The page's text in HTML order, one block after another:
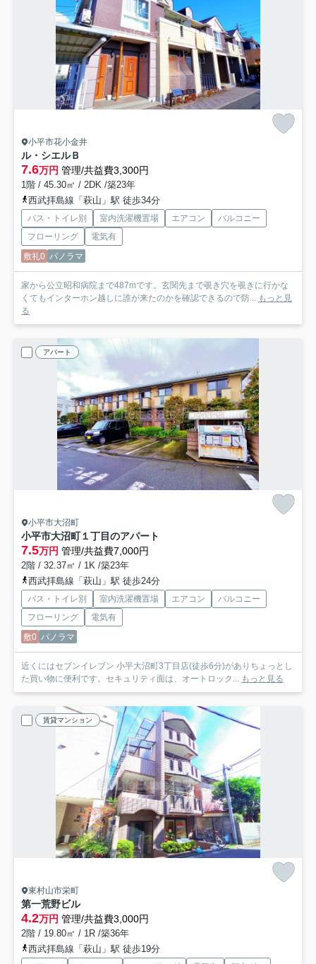
小平市花小金井
ル・シエルＢ
7.6万円 管理/共益費3,300円
1階 / 45.30㎡ / 2DK /築23年
西武拝島線「萩山」駅 徒歩34分
バス・トイレ別 室内洗濯機置場 エアコン
バルコニー
フローリング
電気有
敷礼0 パノラマ
家から公立昭和病院まで487mです。玄関先まで覗き穴を覗きに行かな
くてもインターホン越しに誰が来たのかを確認できるので防... もっと見
る
アパート
小平市大沼町
小平市大沼町１丁目のアパート
7.5万円 管理/共益費7,000円
2階 / 32.37㎡ / 1K /築23年
西武拝島線「萩山」駅 徒歩24分
バス・トイレ別 室内洗濯機置場 エアコン
バルコニー
フローリング
電気有
敷0 パノラマ
近くにはセブンイレブン 小平大沼町3丁目店(徒歩6分)がありちょっとし
た買い物に便利です。セキュリティ面は、オートロック... もっと見る
賃貸マンション
東村山市栄町
第一荒野ビル
4.2万円 管理/共益費3,000円
2階 / 19.80㎡ / 1R /築36年
西武拝島線「萩山」駅 徒歩19分